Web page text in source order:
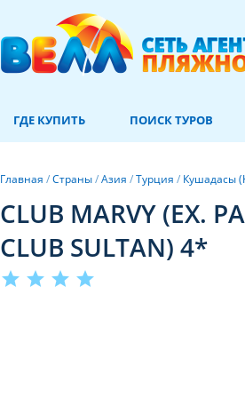
ГДЕ КУПИТЬ ПОИСК ТУРОВ
Главная /Страны/Азия /Турция / Кушадасы
CLUB MARVY (EX.
CLUB SULTAN) 4*
star star star star